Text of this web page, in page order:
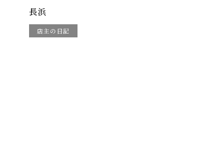
長浜
店主の日記